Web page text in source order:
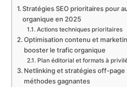
Stratégies SEO prioritaires pour
organique en 2025
Actions techniques prioritaires
Optimisation contenu et
booster le trafic organique
Plan éditorial et formats à
Netlinking et stratégies off-page
méthodes gagnantes